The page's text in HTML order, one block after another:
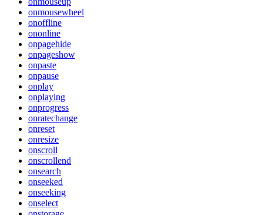
onmousewheel
onoffline
ononline
onpagehide
onpageshow
onpaste
onpause
onplay
onplaying
onprogress
onratechange
onreset
onresize
onscroll
onscrollend
onsearch
onseeked
onseeking
onselect